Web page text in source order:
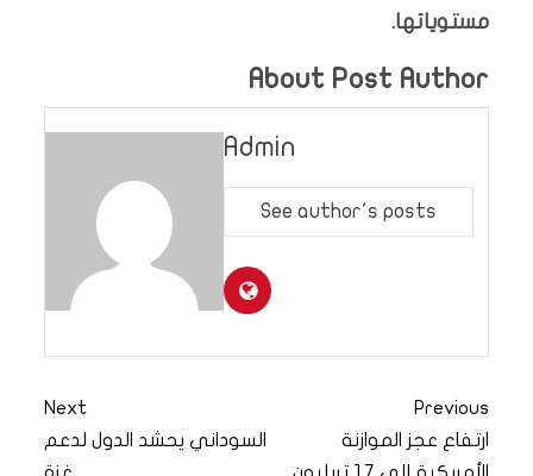
مستوياتها.
About Post Author
Admin
See author's posts
Previous
ارتفاع عجز الموازنة
الأمريكية إلى 1.7 تريليون
Next
السوداني يحشد الدول لدعم
غزة